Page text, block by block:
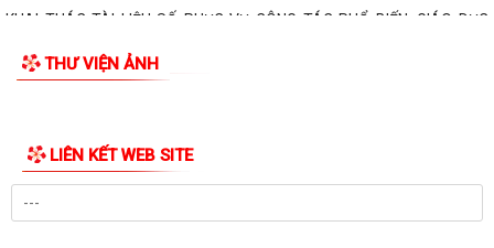
KHAI THÁC TÀI LIỆU SỐ PHỤC VỤ CÔNG TÁC PHỔ BIẾN, GIÁO DỤC
DUY TRÌ XỬ LÝ THƯỜNG XUYÊN, KIÊN QUYẾT KHÔNG ĐỂ TÁI LẤN
CHIẾM LÒNG ĐƯỜNG, VỈA HÈ
PHƯỜNG LÊ THANH NGHỊ: LAN TỎA HIỆU QUẢ TỪ MÔ HÌNH "NGÀY
THƯ VIỆN ẢNH
LIÊN KẾT WEB SITE